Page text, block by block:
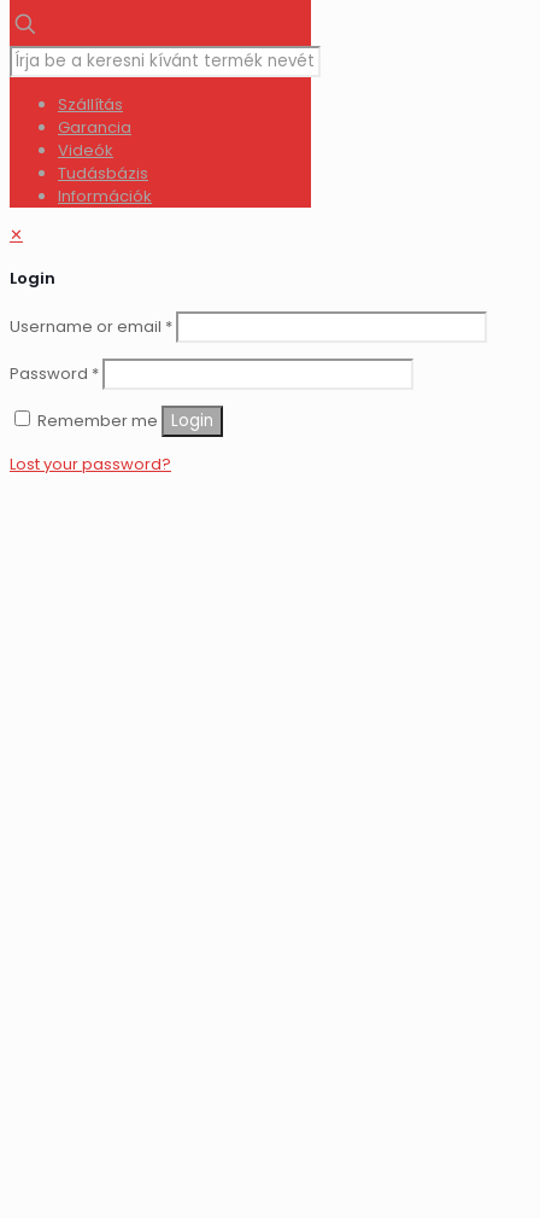
Szállítás
Garancia
Videók
Tudásbázis
Információk
✕
Login
Username or email *
Password *
Remember me
Login
Lost your password?